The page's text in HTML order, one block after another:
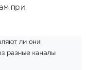
при
ли они
разные каналы